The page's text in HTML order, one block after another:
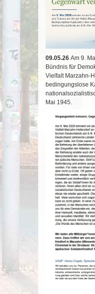
09.05.26 Am 9.
Bündnis für
Vielfalt Marzahn-
bedingungslose
Mai 1945.